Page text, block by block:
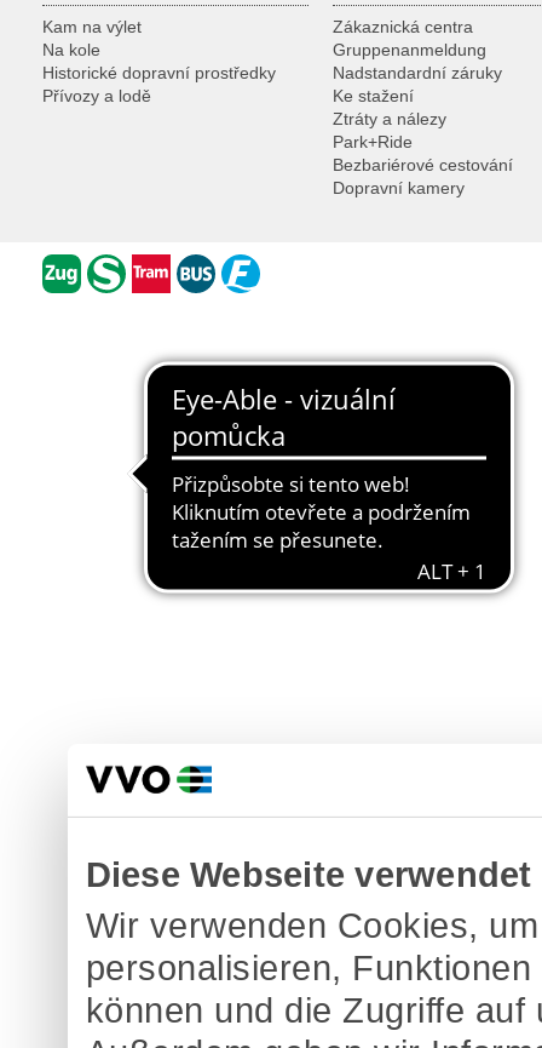
Diese Webseite
Wir verwenden Cookies,
personalisieren,
können und die Zugriffe
Kam na výlet
Na kole
Historické dopravní prostředky
Přívozy a lodě
Zákaznická centra
Gruppenanmeldung
Nadstandardní záruky
Ke stažení
Ztráty a nálezy
Park+Ride
Bezbariérové cestování
Dopravní kamery